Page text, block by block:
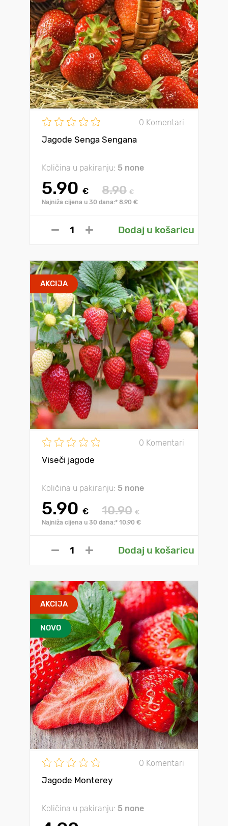
0 Komentari
Jagode Senga Sengana
Količina u pakiranju: 5 none
5.90 € 8.90 €
Najniža cijena u 30 dana:* 8.90 €
Dodaj u košaricu
AKCIJA
0 Komentari
Viseči jagode
Količina u pakiranju: 5 none
5.90 € 10.90 €
Najniža cijena u 30 dana:* 10.90 €
Dodaj u košaricu
AKCIJA
NOVO
0 Komentari
Jagode Monterey
Količina u pakiranju: 5 none